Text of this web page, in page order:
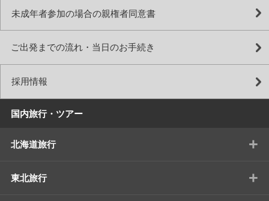
未成年者参加の場合の親権者同意書
ご出発までの流れ・当日のお手続き
採用情報
国内旅行・ツアー
北海道旅行 +
東北旅行 +